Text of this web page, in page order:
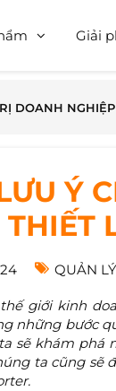
Giải
DOANH NGHIỆP
Ý
QUẢN
giới kinh
những bước
sẽ khám phá
ta cũng sẽ